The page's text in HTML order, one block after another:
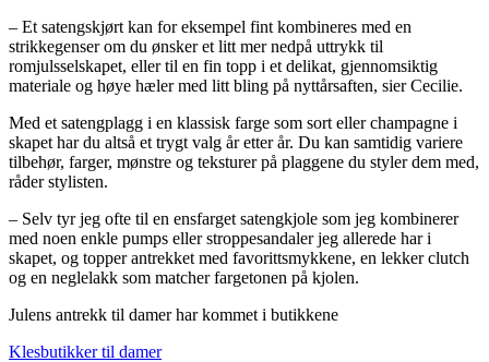
– Et satengskjørt kan for eksempel fint kombineres med en
strikkegenser om du ønsker et litt mer nedpå uttrykk til
romjulsselskapet, eller til en fin topp i et delikat, gjennomsiktig
materiale og høye hæler med litt bling på nyttårsaften, sier Cecilie.
Med et satengplagg i en klassisk farge som sort eller champagne i
skapet har du altså et trygt valg år etter år. Du kan samtidig variere
tilbehør, farger, mønstre og teksturer på plaggene du styler dem med,
råder stylisten.
– Selv tyr jeg ofte til en ensfarget satengkjole som jeg kombinerer
med noen enkle pumps eller stroppesandaler jeg allerede har i
skapet, og topper antrekket med favorittsmykkene, en lekker clutch
og en neglelakk som matcher fargetonen på kjolen.
Julens antrekk til damer har kommet i butikkene
Klesbutikker til damer